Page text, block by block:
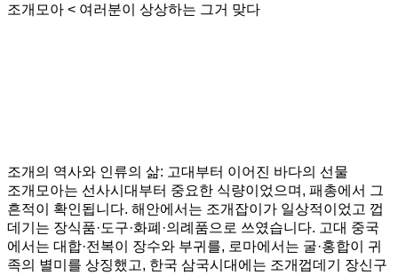
조개모아 < 여러분이 상상하는 그거 맞다
조개의 역사와 인류의 삶: 고대부터 이어진 바다의 선물
조개모아는 선사시대부터 중요한 식량이었으며, 패총에서 그
흔적이 확인됩니다. 해안에서는 조개잡이가 일상적이었고 껍
데기는 장식품·도구·화폐·의례품으로 쓰였습니다. 고대 중국
에서는 대합·전복이 장수와 부귀를, 로마에서는 굴·홍합이 귀
족의 별미를 상징했고, 한국 삼국시대에는 조개껍데기 장신구